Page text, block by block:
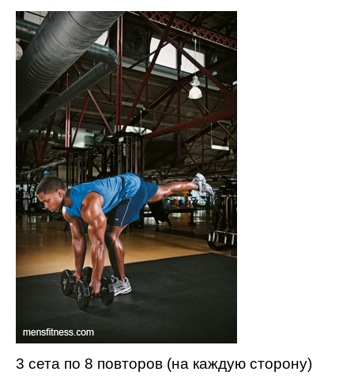
3 сета по 8 повторов (на каждую сторону)